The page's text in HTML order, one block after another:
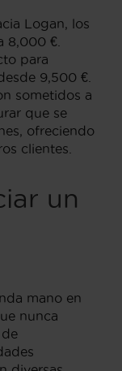
Logan, los
8,000 €.
para
9,500 €.
sometidos a
que se
ofreciendo
clientes.
un
mano en
nunca